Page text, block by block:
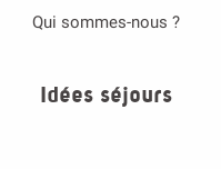
Qui sommes-nous ?
Idées séjours